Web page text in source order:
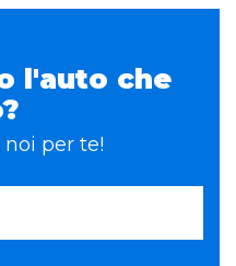
l'auto che
per te!